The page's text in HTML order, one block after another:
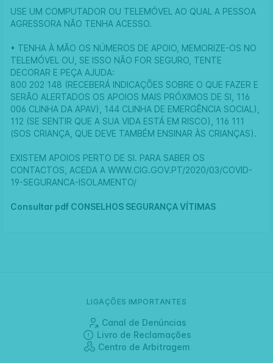
USE UM COMPUTADOR OU TELEMÓVEL AO QUAL A PESSOA
AGRESSORA NÃO TENHA ACESSO.
• TENHA À MÃO OS NÚMEROS DE APOIO, MEMORIZE-OS NO
TELEMÓVEL OU, SE ISSO NÃO FOR SEGURO, TENTE
DECORAR E PEÇA AJUDA:
800 202 148 (RECEBERÁ INDICAÇÕES SOBRE O QUE FAZER E
SERÃO ALERTADOS OS APOIOS MAIS PRÓXIMOS DE SI, 116
006 CLINHA DA APAV), 144 CLINHA DE EMERGÊNCIA SOCIAL),
112 (SE SENTIR QUE A SUA VIDA ESTÁ EM RISCO), 116 111
(SOS CRIANÇA, QUE DEVE TAMBÉM ENSINAR ÀS CRIANÇAS).
EXISTEM APOIOS PERTO DE SI. PARA SABER OS
CONTACTOS, ACEDA A WWW.CIG.GOV.PT/2020/03/COVID-
19-SEGURANCA-ISOLAMENTO/
Consultar pdf CONSELHOS SEGURANÇA VÍTIMAS
LIGAÇÕES IMPORTANTES
Canal de Denúncias
Livro de Reclamações
Centro de Arbitragem